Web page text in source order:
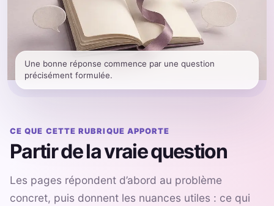
Une bonne réponse commence par une question
précisément formulée.
CE QUE CETTE RUBRIQUE APPORTE
Partir de la vraie question
Les pages répondent d’abord au problème
concret, puis donnent les nuances utiles : ce qui